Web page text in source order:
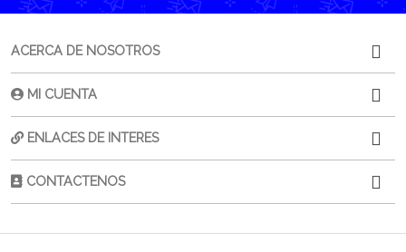
ACERCA DE NOSOTROS
MI CUENTA
ENLACES DE INTERES
CONTACTENOS